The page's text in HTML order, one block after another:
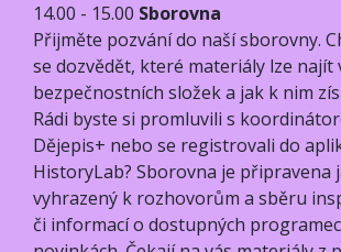
14.00 - 15.00 Sborovna
Přijměte pozvání do naší sborovny.
se dozvědět, které materiály lze najít
bezpečnostních složek a jak k nim
Rádi byste si promluvili s
Dějepis+ nebo se registrovali do
HistoryLab? Sborovna je připravena
vyhrazený k rozhovorům a sběru
či informací o dostupných